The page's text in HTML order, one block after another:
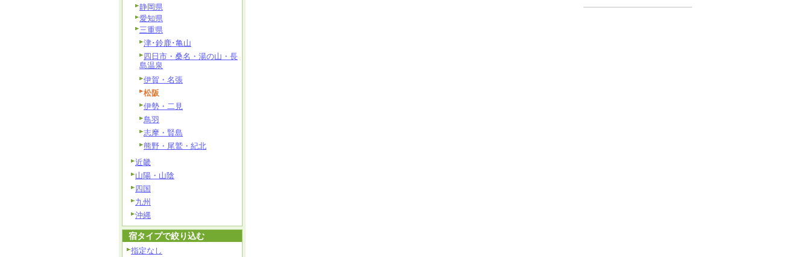
静岡県
愛知県
三重県
津･鈴鹿･亀山
四日市・桑名・湯の山・長
島温泉
伊賀・名張
松阪
伊勢・二見
鳥羽
志摩・賢島
熊野・尾鷲・紀北
近畿
山陽・山陰
四国
九州
沖縄
宿タイプで絞り込む
指定なし